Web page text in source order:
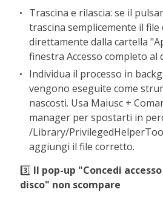
Trascina e rilascia: se il
trascina semplicemente il
direttamente dalla cartella
finestra Accesso completo al
Individua il processo in
vengono eseguite come
nascosti. Usa Maiusc +
manager per spostarti in
/Library/
aggiungi il file corretto.
3️⃣ Il pop-up "Concedi
disco" non scompare